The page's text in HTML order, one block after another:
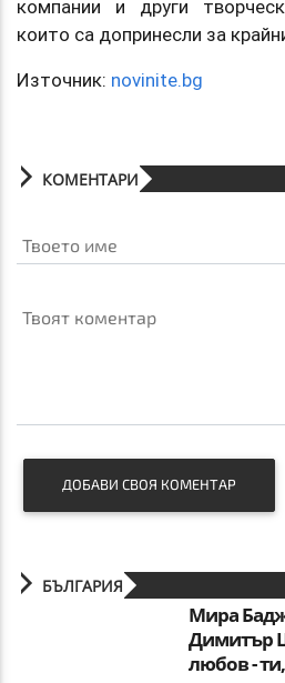
компании и други
които са допринесли за
Източник: novinite.bg
КОМЕНТАРИ
Твоето име
Твоят коментар
ДОБАВИ СВОЯ КОМЕНТАР
БЪЛГАРИЯ
Мира
Димитър
любов -